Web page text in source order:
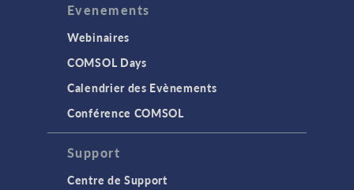
Evenements
Webinaires
COMSOL Days
Calendrier des Evènements
Conférence COMSOL
Support
Centre de Support